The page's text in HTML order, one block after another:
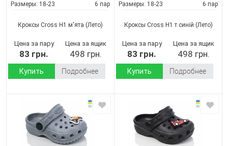
Размеры: 18-23 6 пар
Кроксы Cross H1 м'ята (Лето)
Цена за пару
83 грн.
Цена за ящик
498 грн.
Купить Подробнее
Размеры: 18-23 6 пар
Кроксы Cross H1 т.синій (Лето)
Цена за пару
83 грн.
Цена за ящик
498 грн.
Купить Подробнее